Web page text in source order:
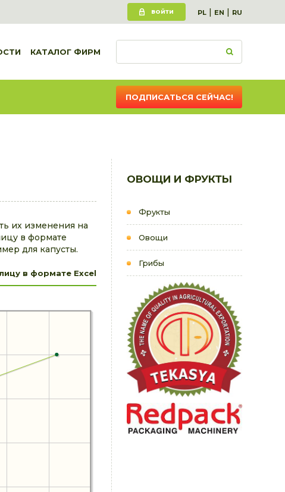
ВОЙТИ PL | EN | RU
КАТАЛОГ ФИРМ
ПОДПИСАТЬСЯ СЕЙЧАС!
ОВОЩИ И ФРУКТЫ
Фрукты
Овощи
Грибы
их изменения на
в формате
для капусты.
в формате Excel